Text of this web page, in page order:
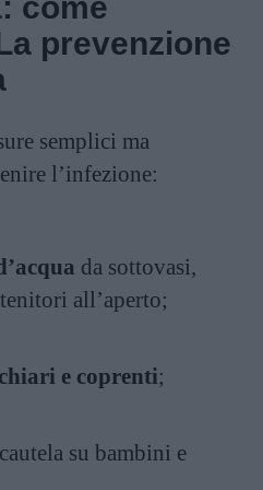
prevenzione
semplici ma
l’infezione:
da sottovasi,
all’aperto;
e coprenti;
su bambini e